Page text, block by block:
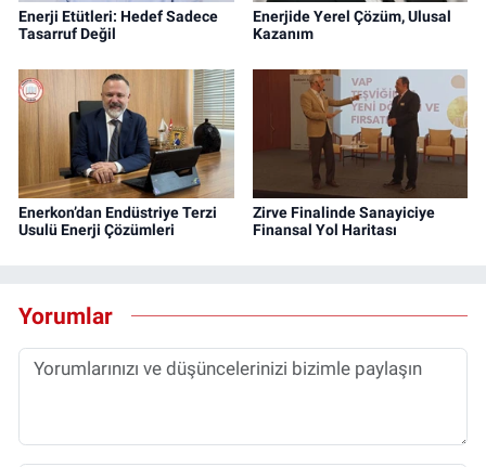
Enerji Etütleri: Hedef Sadece
Tasarruf Değil
Enerjide Yerel Çözüm, Ulusal
Kazanım
Enerkon’dan Endüstriye Terzi
Usulü Enerji Çözümleri
Zirve Finalinde Sanayiciye
Finansal Yol Haritası
Yorumlar